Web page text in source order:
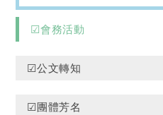
☑會務活動
☑公文轉知
☑團體芳名